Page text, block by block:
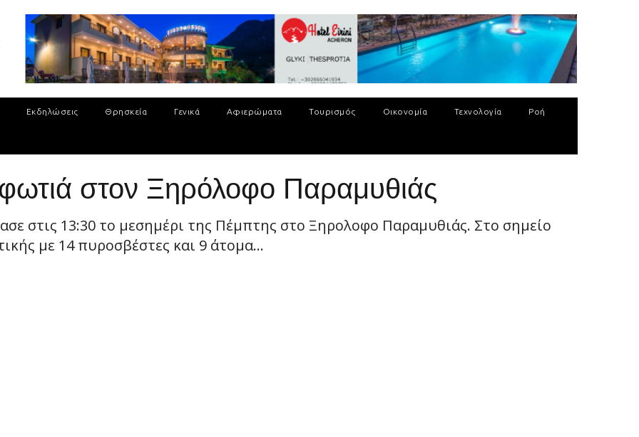
Εκδηλώσεις Θρησκεία Γενικά Αφιερώματα Τουρισμός Οικονομία Τεχνολογία Ροή
στον Ξηρόλοφο Παραμυθιάς
στις 13:30 το μεσημέρι της Πέμπτης στο Ξηρολοφο Παραμυθιάς. Στο σημείο
με 14 πυροσβέστες και 9 άτομα...